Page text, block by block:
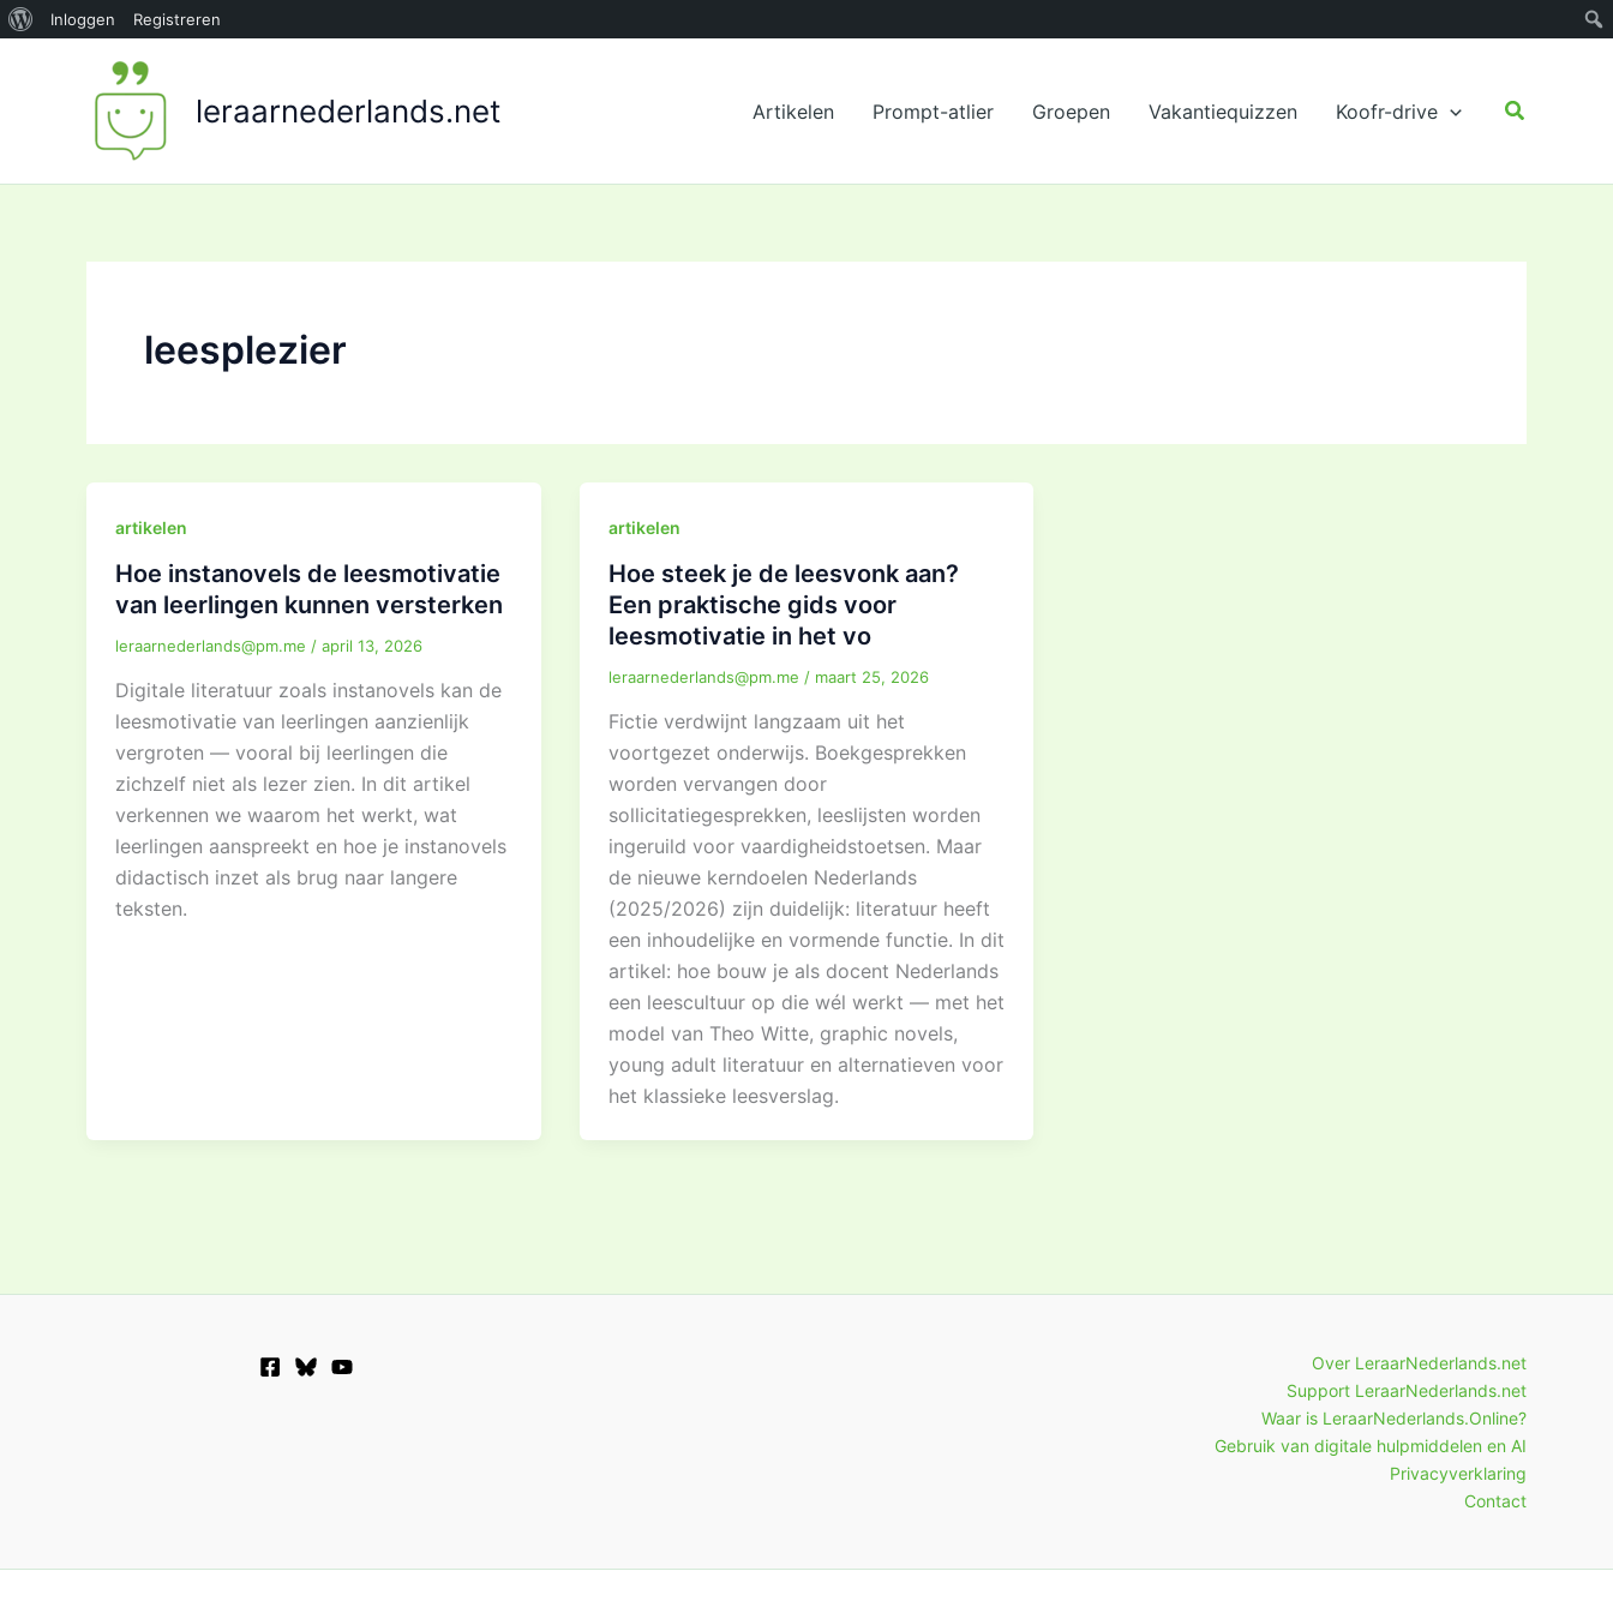
Over
Inloggen Registreren
leraarnederlands.net Artikelen Prompt-atlier Groepen Vakantiequizzen Koofr-drive Zoeken
leesplezier
artikelen
Hoe instanovels de leesmotivatie
van leerlingen kunnen versterken
leraarnederlands@pm.me / april 13, 2026
Digitale literatuur zoals instanovels kan de
leesmotivatie van leerlingen aanzienlijk
vergroten — vooral bij leerlingen die
zichzelf niet als lezer zien. In dit artikel
verkennen we waarom het werkt, wat
leerlingen aanspreekt en hoe je instanovels
didactisch inzet als brug naar langere
teksten.
artikelen
Hoe steek je de leesvonk aan?
Een praktische gids voor
leesmotivatie in het vo
leraarnederlands@pm.me / maart 25, 2026
Fictie verdwijnt langzaam uit het
voortgezet onderwijs. Boekgesprekken
worden vervangen door
sollicitatiegesprekken, leeslijsten worden
ingeruild voor vaardigheidstoetsen. Maar
de nieuwe kerndoelen Nederlands
(2025/2026) zijn duidelijk: literatuur heeft
een inhoudelijke en vormende functie. In dit
artikel: hoe bouw je als docent Nederlands
een leescultuur op die wél werkt — met het
model van Theo Witte, graphic novels,
young adult literatuur en alternatieven voor
het klassieke leesverslag.
Over LeraarNederlands.net
Support LeraarNederlands.net
Waar is LeraarNederlands.Online?
Gebruik van digitale hulpmiddelen en AI
Privacyverklaring
Contact